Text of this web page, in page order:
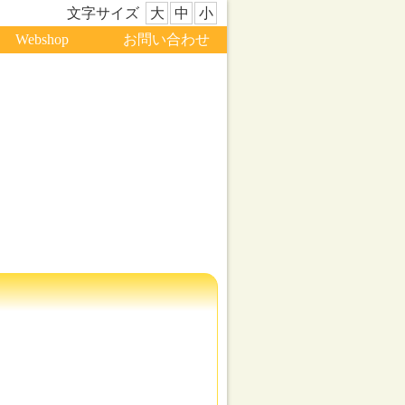
文字サイズ 小
中
大
Webshop お問い合わせ